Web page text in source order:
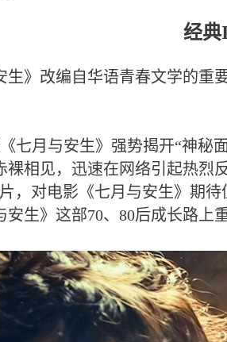
经典
》改编自华语青春文学的重
七月与安生》强势揭开“神秘
裸相见，迅速在网络引起热烈
，对电影《七月与安生》期
安生》这部70、80后成长路上